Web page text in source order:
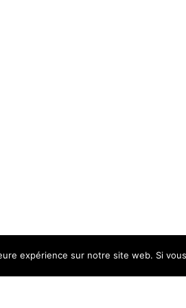
expérience sur notre site web. Si